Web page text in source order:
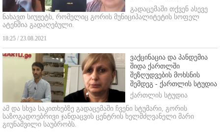
გადაცემაში თქვენ ასევე
ნახავთ სიუჟეტს, რომელიც გორის მუნიციპალიტეტის სოფელ
ატენშია გადაღებული.
18:25 / 23.08.2021
ვაქცინაცია და პანდემია
შიდა ქართლში
შეზღუდვების მოხსნის
შემდეგ - ქართლის სტუდია
ქართლის სტუდია
ამ და სხვა საკითხებზე გადაცემაში ჩვენი სტუმარი, გორის
საზოგადოებრივი ჯანდაცვის ცენტრის ხელმძღვანელი მარი
გიუნაშვილი საუბრობს.